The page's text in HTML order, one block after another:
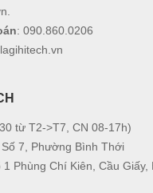
: 090.860.0206
từ T2->T7, CN 08-17h)
7, Phường Bình Thới
1 Phùng Chí Kiên, Cầu Giấy,